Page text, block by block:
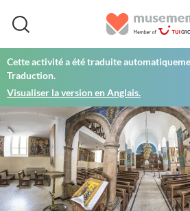
Cette activité a été traduite
Traduction.
Visualiser la version en Anglais.